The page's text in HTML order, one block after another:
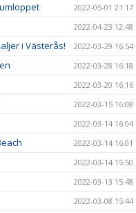
2022-05-01 21:17
2022-04-23 12:48
i Västerås! 2022-03-29 16:54
2022-03-28 16:18
2022-03-20 16:16
2022-03-15 16:08
2022-03-14 16:04
2022-03-14 16:01
2022-03-14 15:50
2022-03-13 15:48
2022-03-08 15:44